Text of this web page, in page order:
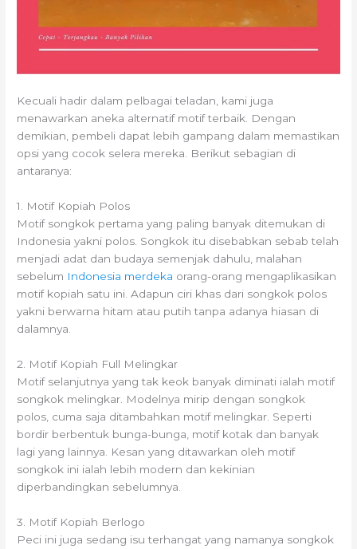
Kecuali hadir dalam pelbagai teladan, kami juga
menawarkan aneka alternatif motif terbaik. Dengan
demikian, pembeli dapat lebih gampang dalam memastikan
opsi yang cocok selera mereka. Berikut sebagian di
antaranya:
1. Motif Kopiah Polos
Motif songkok pertama yang paling banyak ditemukan di
Indonesia yakni polos. Songkok itu disebabkan sebab telah
menjadi adat dan budaya semenjak dahulu, malahan
sebelum Indonesia merdeka orang-orang mengaplikasikan
motif kopiah satu ini. Adapun ciri khas dari songkok polos
yakni berwarna hitam atau putih tanpa adanya hiasan di
dalamnya.
2. Motif Kopiah Full Melingkar
Motif selanjutnya yang tak keok banyak diminati ialah motif
songkok melingkar. Modelnya mirip dengan songkok
polos, cuma saja ditambahkan motif melingkar. Seperti
bordir berbentuk bunga-bunga, motif kotak dan banyak
lagi yang lainnya. Kesan yang ditawarkan oleh motif
songkok ini ialah lebih modern dan kekinian
diperbandingkan sebelumnya.
3. Motif Kopiah Berlogo
Peci ini juga sedang isu terhangat yang namanya songkok